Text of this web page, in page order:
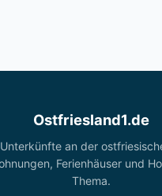
Ostfriesland1.de
an der
Ferienhäuser und
Thema.